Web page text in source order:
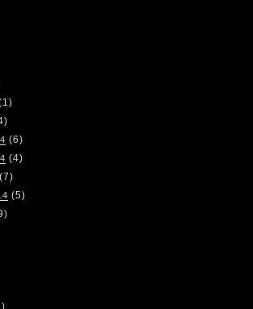
(6)
(4)
(7)
(5)